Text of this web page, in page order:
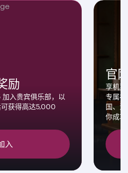
励
入贵宾俱乐部，以
获得高达5,000
入
官
享机
专属
国、
你成功